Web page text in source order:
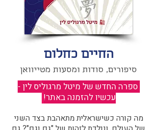
החיים כחלום
סיפורים, סודות ומסעות מטייוואן
ספרה החדש של מיטל מרגוליס לין -
עכשיו להזמנה באתר!
מה קורה כשישראלית מתאהבת בצד השני